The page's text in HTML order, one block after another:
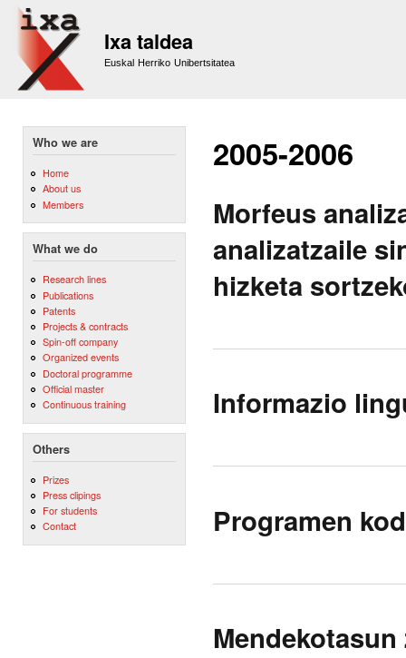
Ixa taldea
Euskal Herriko Unibertsitatea
Who we are
Home
About us
Members
What we do
Research lines
Publications
Patents
Projects & contracts
Spin-off company
Organized events
Doctoral programme
Official master
Continuous training
Others
Prizes
Press clipings
For students
Contact
2005-2006
Morfeus
analizatzaile
hizketa
Informazio
Programen